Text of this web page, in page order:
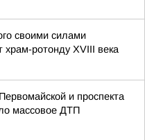
своими силами
храм-ротонду XVIII века
и проспекта
массовое ДТП